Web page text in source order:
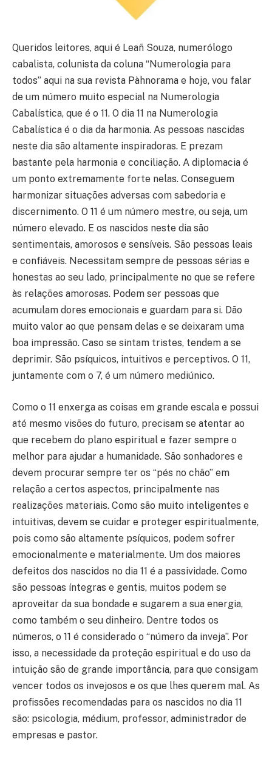
Queridos leitores, aqui é Leañ Souza, numerólogo
cabalista, colunista da coluna “Numerologia para
todos” aqui na sua revista Pàhnorama e hoje, vou falar
de um número muito especial na Numerologia
Cabalística, que é o 11. O dia 11 na Numerologia
Cabalística é o dia da harmonia. As pessoas nascidas
neste dia são altamente inspiradoras. E prezam
bastante pela harmonia e conciliação. A diplomacia é
um ponto extremamente forte nelas. Conseguem
harmonizar situações adversas com sabedoria e
discernimento. O 11 é um número mestre, ou seja, um
número elevado. E os nascidos neste dia são
sentimentais, amorosos e sensíveis. São pessoas leais
e confiáveis. Necessitam sempre de pessoas sérias e
honestas ao seu lado, principalmente no que se refere
às relações amorosas. Podem ser pessoas que
acumulam dores emocionais e guardam para si. Dão
muito valor ao que pensam delas e se deixaram uma
boa impressão. Caso se sintam tristes, tendem a se
deprimir. São psíquicos, intuitivos e perceptivos. O 11,
juntamente com o 7, é um número mediúnico.
Como o 11 enxerga as coisas em grande escala e possui
até mesmo visões do futuro, precisam se atentar ao
que recebem do plano espiritual e fazer sempre o
melhor para ajudar a humanidade. São sonhadores e
devem procurar sempre ter os “pés no chão” em
relação a certos aspectos, principalmente nas
realizações materiais. Como são muito inteligentes e
intuitivas, devem se cuidar e proteger espiritualmente,
pois como são altamente psíquicos, podem sofrer
emocionalmente e materialmente. Um dos maiores
defeitos dos nascidos no dia 11 é a passividade. Como
são pessoas íntegras e gentis, muitos podem se
aproveitar da sua bondade e sugarem a sua energia,
como também o seu dinheiro. Dentre todos os
números, o 11 é considerado o “número da inveja”. Por
isso, a necessidade da proteção espiritual e do uso da
intuição são de grande importância, para que consigam
vencer todos os invejosos e os que lhes querem mal. As
profissões recomendadas para os nascidos no dia 11
são: psicologia, médium, professor, administrador de
empresas e pastor.